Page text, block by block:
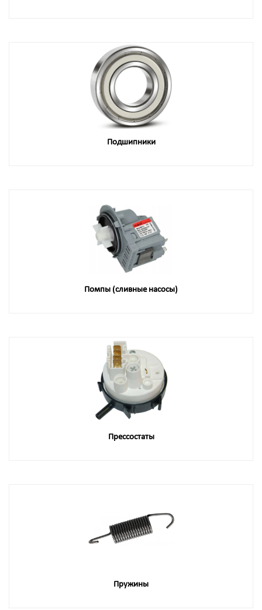
Подшипники
Помпы (сливные насосы)
Прессостаты
Пружины